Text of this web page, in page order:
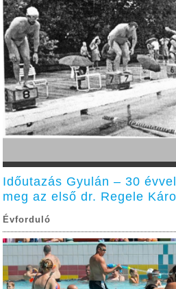
Időutazás Gyulán – 30
meg az első dr. Regele
Évforduló